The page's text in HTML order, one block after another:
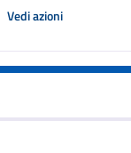
Vedi azioni